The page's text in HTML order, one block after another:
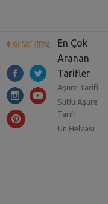
En Çok
Aranan
Tarifler
Aşure Tarifi
Sütlü Aşure
Tarifi
Un Helvası